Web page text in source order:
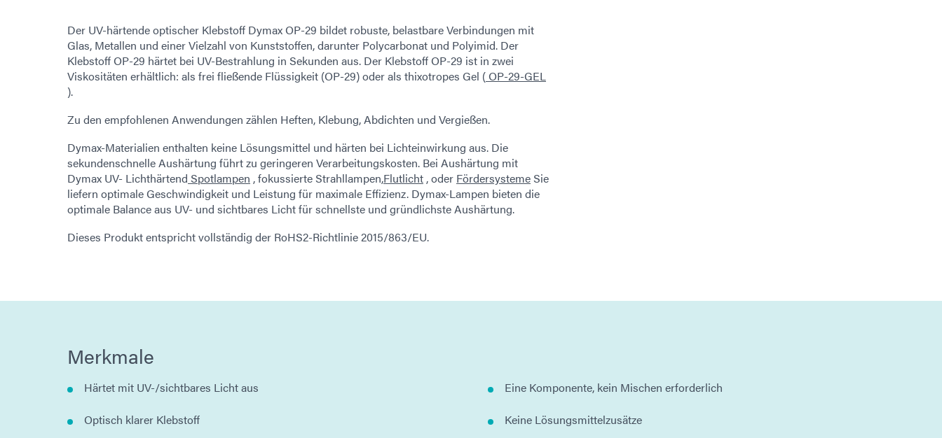
Der UV-härtende optischer Klebstoff Dymax OP-29 bildet robuste, belastbare Verbindungen mit
Glas, Metallen und einer Vielzahl von Kunststoffen, darunter Polycarbonat und Polyimid. Der
Klebstoff OP-29 härtet bei UV-Bestrahlung in Sekunden aus. Der Klebstoff OP-29 ist in zwei
Viskositäten erhältlich: als frei fließende Flüssigkeit (OP-29) oder als thixotropes Gel (OP-29-GEL
).
Zu den empfohlenen Anwendungen zählen Heften, Klebung, Abdichten und Vergießen.
Dymax-Materialien enthalten keine Lösungsmittel und härten bei Lichteinwirkung aus. Die
sekundenschnelle Aushärtung führt zu geringeren Verarbeitungskosten. Bei Aushärtung mit
Dymax UV- Lichthärtend Spotlampen , fokussierte Strahllampen,Flutlicht , oder FördersystemeSie
liefern optimale Geschwindigkeit und Leistung für maximale Effizienz. Dymax-Lampen bieten die
optimale Balance aus UV- und sichtbares Licht für schnellste und gründlichste Aushärtung.
Dieses Produkt entspricht vollständig der RoHS2-Richtlinie 2015/863/EU.
Merkmale
Härtet mit UV-/sichtbares Licht aus
Optisch klarer Klebstoff
Eine Komponente, kein Mischen erforderlich
Keine Lösungsmittelzusätze